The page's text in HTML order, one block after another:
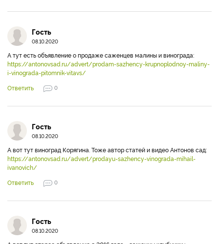
Гость
08.10.2020
А тут есть объявление о продаже саженцев малины и винограда:
https://antonovsad.ru/advert/prodam-sazhency-krupnoplodnoy-maliny-
i-vinograda-pitomnik-vitavs/
Ответить
0
Гость
08.10.2020
А вот тут виноград Корягина. Тоже автор статей и видео Антонов сад:
https://antonovsad.ru/advert/prodayu-sazhency-vinograda-mihail-
ivanovich/
Ответить
0
Гость
08.10.2020